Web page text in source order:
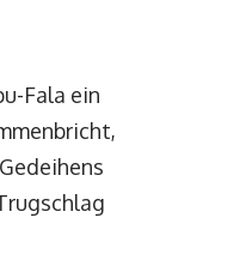
Fala ein